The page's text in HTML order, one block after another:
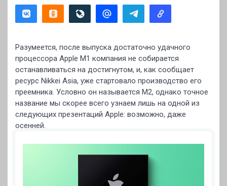
Разумеется, после выпуска достаточно удачного
процессора Apple M1 компания не собирается
останавливаться на достигнутом, и, как сообщает
ресурс Nikkei Asia, уже стартовало производство его
преемника. Условно он называется M2, однако точное
название мы скорее всего узнаем лишь на одной из
следующих презентаций Apple: возможно, даже
осенней.